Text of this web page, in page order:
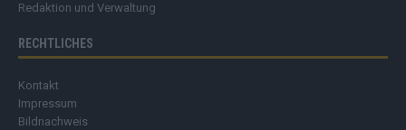
Redaktion und Verwaltung
RECHTLICHES
Kontakt
Impressum
Bildnachweis